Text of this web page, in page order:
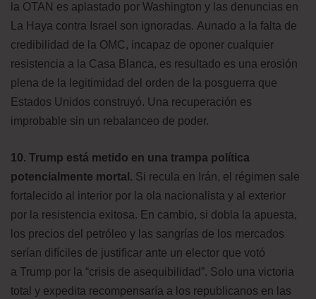
la OTAN es aplastado por Washington y las denuncias en
La Haya contra Israel son ignoradas. Aunado a la falta de
credibilidad de la OMC, incapaz de oponer cualquier
resistencia a la Casa Blanca, es resultado es una erosión
plena de la legitimidad del orden de la posguerra que
Estados Unidos construyó. Una recuperación es
improbable sin un rebalanceo de poder.
10. Trump está metido en una trampa política
potencialmente mortal. Si recula en Irán, el régimen sale
fortalecido al interior por la ola nacionalista y al exterior
por la resistencia exitosa. En cambio, si dobla la apuesta,
los precios del petróleo y las sangrías de los mercados
serían difíciles de justificar ante un elector que votó
a Trump por la “crisis de asequibilidad”. Solo una victoria
total y expedita recompensaría a los republicanos en las